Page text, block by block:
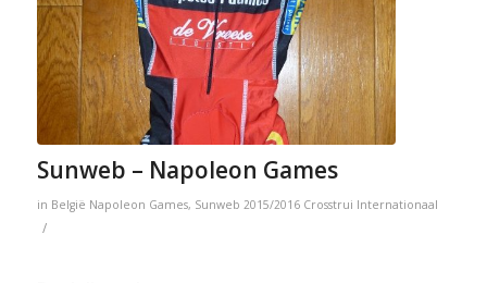
Sunweb – Napoleon Games
in België Napoleon Games, Sunweb 2015/2016 Crosstrui Internationaal
/